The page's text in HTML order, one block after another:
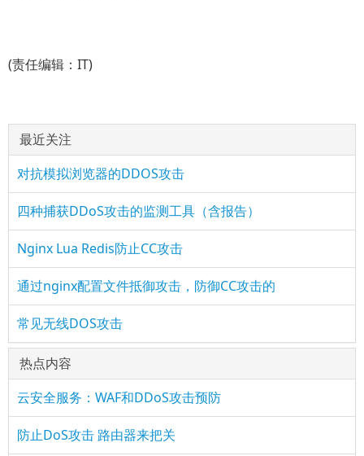
(责任编辑：IT)
最近关注
对抗模拟浏览器的DDOS攻击
四种捕获DDoS攻击的监测工具（含报告）
Nginx Lua Redis防止CC攻击
通过nginx配置文件抵御攻击，防御CC攻击的
常见无线DOS攻击
热点内容
云安全服务：WAF和DDoS攻击预防
防止DoS攻击 路由器来把关